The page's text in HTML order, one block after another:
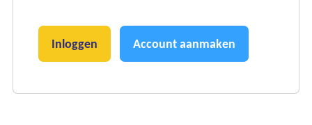
Inloggen Account aanmaken